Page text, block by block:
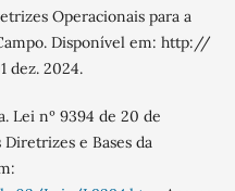
Operacionais para a
Disponível em: http://
dez. 2024.
Lei nº 9394 de 20 de
e Bases da